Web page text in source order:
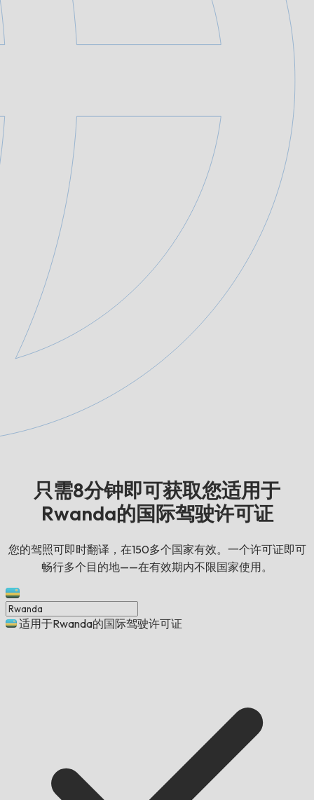
只需8分钟即可获取您适用于
Rwanda的国际驾驶许可证
您的驾照可即时翻译，在150多个国家有效。一个许可证即可
畅行多个目的地——在有效期内不限国家使用。
适用于Rwanda的国际驾驶许可证